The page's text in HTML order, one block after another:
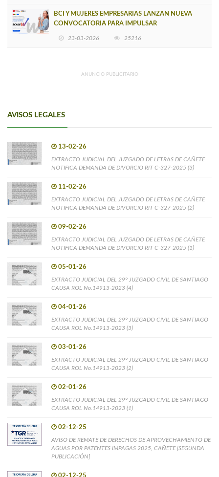
BCI Y MUJERES EMPRESARIAS LANZAN NUEVA
CONVOCATORIA PARA IMPULSAR
23-03-2026 25216
ANUNCIO PUBLICITARIO
AVISOS LEGALES
13-02-26
EXTRACTO JUDICIAL DEL JUZGADO DE LETRAS DE CAÑETE
NOTIFICA DEMANDA DE DIVORCIO RIT C-327-2025 (3)
11-02-26
EXTRACTO JUDICIAL DEL JUZGADO DE LETRAS DE CAÑETE
NOTIFICA DEMANDA DE DIVORCIO RIT C-327-2025 (2)
09-02-26
EXTRACTO JUDICIAL DEL JUZGADO DE LETRAS DE CAÑETE
NOTIFICA DEMANDA DE DIVORCIO RIT C-327-2025 (1)
05-01-26
EXTRACTO JUDICIAL DEL 29° JUZGADO CIVIL DE SANTIAGO
CAUSA ROL No.14913-2023 (4)
04-01-26
EXTRACTO JUDICIAL DEL 29° JUZGADO CIVIL DE SANTIAGO
CAUSA ROL No.14913-2023 (3)
03-01-26
EXTRACTO JUDICIAL DEL 29° JUZGADO CIVIL DE SANTIAGO
CAUSA ROL No.14913-2023 (2)
02-01-26
EXTRACTO JUDICIAL DEL 29° JUZGADO CIVIL DE SANTIAGO
CAUSA ROL No.14913-2023 (1)
02-12-25
AVISO DE REMATE DE DERECHOS DE APROVECHAMIENTO DE
AGUAS POR PATENTES IMPAGAS 2025, CAÑETE [SEGUNDA
PUBLICACIÓN]